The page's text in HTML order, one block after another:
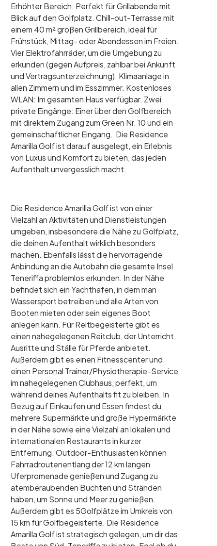
Erhöhter Bereich: Perfekt für Grillabende mit
Blick auf den Golfplatz. Chill-out-Terrasse mit
einem 40 m² großen Grillbereich, ideal für
Frühstück, Mittag- oder Abendessen im Freien.
Vier Elektrofahrräder, um die Umgebung zu
erkunden (gegen Aufpreis, zahlbar bei Ankunft
und Vertragsunterzeichnung). Klimaanlage in
allen Zimmern und im Esszimmer. Kostenloses
WLAN: Im gesamten Haus verfügbar. Zwei
private Eingänge: Einer über den Golfbereich
mit direktem Zugang zum Green Nr. 10 und ein
gemeinschaftlicher Eingang. Die Residence
Amarilla Golf ist darauf ausgelegt, ein Erlebnis
von Luxus und Komfort zu bieten, das jeden
Aufenthalt unvergesslich macht.
Die Residence Amarilla Golf ist von einer
Vielzahl an Aktivitäten und Dienstleistungen
umgeben, insbesondere die Nähe zu Golfplatz,
die deinen Aufenthalt wirklich besonders
machen. Ebenfalls lässt die hervorragende
Anbindung an die Autobahn die gesamte Insel
Teneriffa problemlos erkunden. In der Nähe
befindet sich ein Yachthafen, in dem man
Wassersport betreiben und alle Arten von
Booten mieten oder sein eigenes Boot
anlegen kann. Für Reitbegeisterte gibt es
einen nahegelegenen Reitclub, der Unterricht,
Ausritte und Ställe für Pferde anbietet.
Außerdem gibt es einen Fitnesscenter und
einen Personal Trainer/Physiotherapie-Service
im nahegelegenen Clubhaus, perfekt, um
während deines Aufenthalts fit zu bleiben. In
Bezug auf Einkaufen und Essen findest du
mehrere Supermärkte und große Hypermärkte
in der Nähe sowie eine Vielzahl an lokalen und
internationalen Restaurants in kurzer
Entfernung. Outdoor-Enthusiasten können
Fahrradroutenentlang der 12 km langen
Uferpromenade genießen und Zugang zu
atemberaubenden Buchten und Stränden
haben, um Sonne und Meer zu genießen.
Außerdem gibt es 5Golfplätze im Umkreis von
15 km für Golfbegeisterte. Die Residence
Amarilla Golf ist strategisch gelegen, um dir das